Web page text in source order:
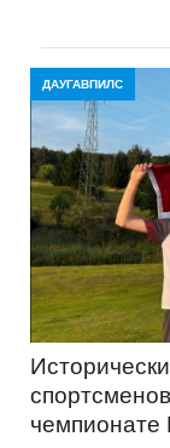
ДАУГАВПИЛС
чемпионате